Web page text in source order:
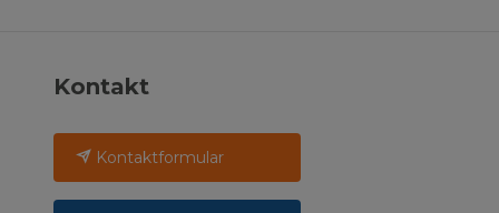
Kontakt
Kontaktformular